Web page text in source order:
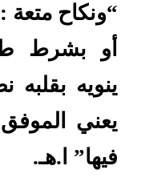
“ونكاح متعة
أو بشرط
ينويه بقلبه
يعني
فيها” ا.هـ.